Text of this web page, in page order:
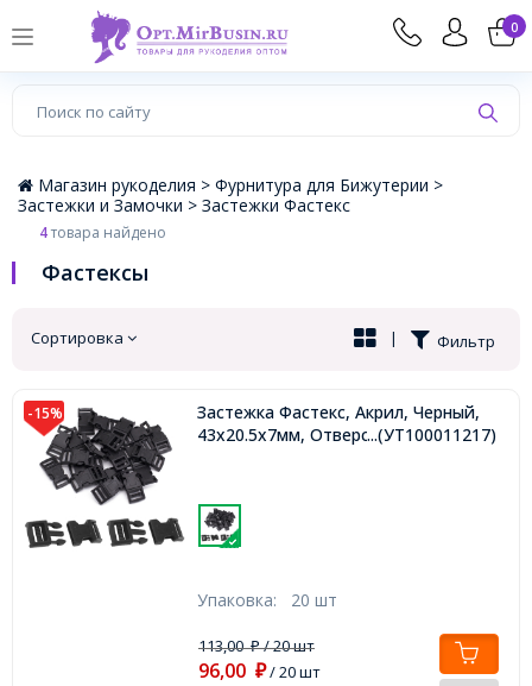
0
×
Магазин рукоделия > Фурнитура для Бижутерии >
Застежки и Замочки > Застежки Фастекс
4товара найдено
Фастексы
Сортировка Фильтр
|
-15%
Застежка Фастекс, Акрил, Черный,
43x20.5x7мм, Отверстие 16х3мм,
...(УТ100011217)
Упаковка: 20 шт
113,00₽/ 20 шт
96,00 ₽/ 20 шт